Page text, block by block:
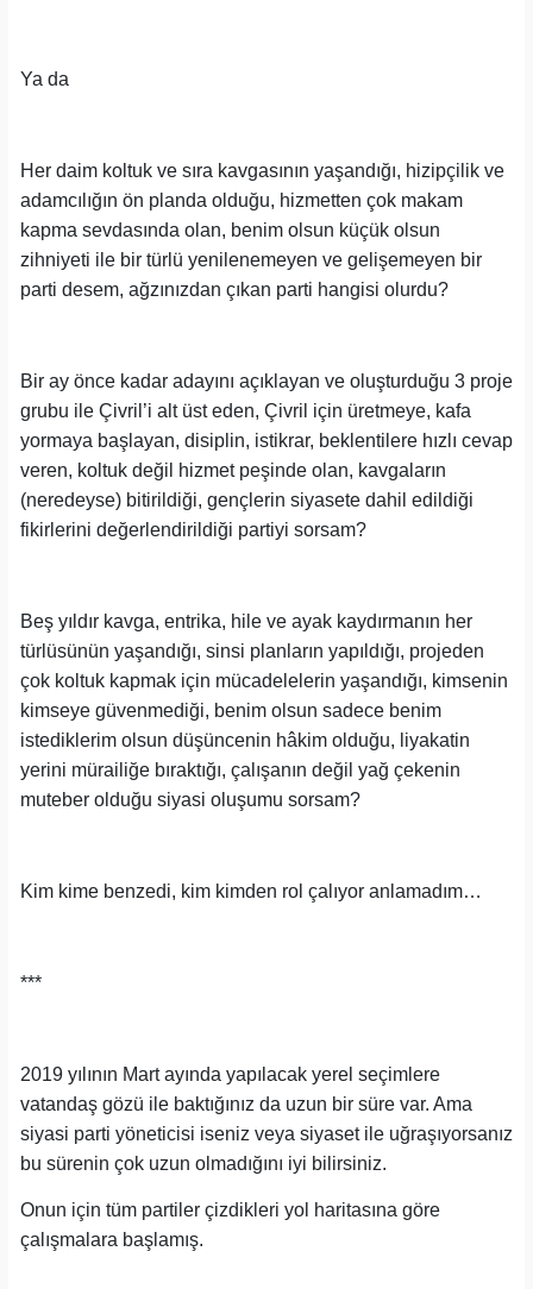
Ya da
Her daim koltuk ve sıra kavgasının yaşandığı, hizipçilik ve
adamcılığın ön planda olduğu, hizmetten çok makam
kapma sevdasında olan, benim olsun küçük olsun
zihniyeti ile bir türlü yenilenemeyen ve gelişemeyen bir
parti desem, ağzınızdan çıkan parti hangisi olurdu?
Bir ay önce kadar adayını açıklayan ve oluşturduğu 3 proje
grubu ile Çivril’i alt üst eden, Çivril için üretmeye, kafa
yormaya başlayan, disiplin, istikrar, beklentilere hızlı cevap
veren, koltuk değil hizmet peşinde olan, kavgaların
(neredeyse) bitirildiği, gençlerin siyasete dahil edildiği
fikirlerini değerlendirildiği partiyi sorsam?
Beş yıldır kavga, entrika, hile ve ayak kaydırmanın her
türlüsünün yaşandığı, sinsi planların yapıldığı, projeden
çok koltuk kapmak için mücadelelerin yaşandığı, kimsenin
kimseye güvenmediği, benim olsun sadece benim
istediklerim olsun düşüncenin hâkim olduğu, liyakatin
yerini mürailiğe bıraktığı, çalışanın değil yağ çekenin
muteber olduğu siyasi oluşumu sorsam?
Kim kime benzedi, kim kimden rol çalıyor anlamadım…
***
2019 yılının Mart ayında yapılacak yerel seçimlere
vatandaş gözü ile baktığınız da uzun bir süre var. Ama
siyasi parti yöneticisi iseniz veya siyaset ile uğraşıyorsanız
bu sürenin çok uzun olmadığını iyi bilirsiniz.
Onun için tüm partiler çizdikleri yol haritasına göre
çalışmalara başlamış.